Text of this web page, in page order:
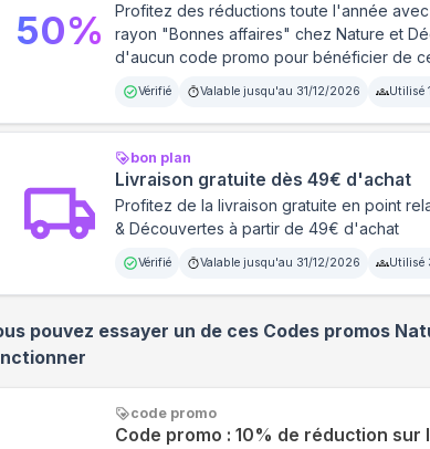
Profitez des réductions toute l'année
rayon "Bonnes affaires" chez Nature et
d'aucun code promo pour bénéficier de
Vérifié Valable jusqu'au 31/12/2026 Utilisé
50%
bon plan
Livraison gratuite dès 49€ d'achat
Profitez de la livraison gratuite en point
& Découvertes à partir de 49€ d'achat
Vérifié Valable jusqu'au 31/12/2026 Utilisé
pouvez essayer un de ces Codes promos
code promo
Code promo : 10% de réduction sur